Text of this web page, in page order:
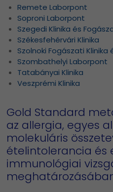
Remete Laborpont
Soproni Laborpont
Szegedi Klinika és
Székesfehérvári Klinika
Szolnoki Fogászati Klinika
Szombathelyi Laborpont
Tatabányai Klinika
Veszprémi Klinika
Gold Standard
az allergia, egyes
molekuláris
ételintolerancia és
immunológiai